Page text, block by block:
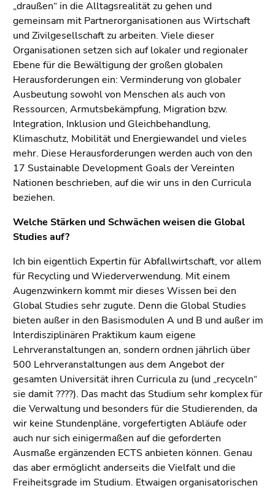
„draußen“ in die Alltagsrealität zu gehen und
gemeinsam mit Partnerorganisationen aus Wirtschaft
und Zivilgesellschaft zu arbeiten. Viele dieser
Organisationen setzen sich auf lokaler und regionaler
Ebene für die Bewältigung der großen globalen
Herausforderungen ein: Verminderung von globaler
Ausbeutung sowohl von Menschen als auch von
Ressourcen, Armutsbekämpfung, Migration bzw.
Integration, Inklusion und Gleichbehandlung,
Klimaschutz, Mobilität und Energiewandel und vieles
mehr. Diese Herausforderungen werden auch von den
17 Sustainable Development Goals der Vereinten
Nationen beschrieben, auf die wir uns in den Curricula
beziehen.
Welche Stärken und Schwächen weisen die Global
Studies auf?
Ich bin eigentlich Expertin für Abfallwirtschaft, vor allem
für Recycling und Wiederverwendung. Mit einem
Augenzwinkern kommt mir dieses Wissen bei den
Global Studies sehr zugute. Denn die Global Studies
bieten außer in den Basismodulen A und B und außer im
Interdisziplinären Praktikum kaum eigene
Lehrveranstaltungen an, sondern ordnen jährlich über
500 Lehrveranstaltungen aus dem Angebot der
gesamten Universität ihren Curricula zu (und „recyceln“
sie damit ????). Das macht das Studium sehr komplex für
die Verwaltung und besonders für die Studierenden, da
wir keine Stundenpläne, vorgefertigten Abläufe oder
auch nur sich einigermaßen auf die geforderten
Ausmaße ergänzenden ECTS anbieten können. Genau
das aber ermöglicht anderseits die Vielfalt und die
Freiheitsgrade im Studium. Etwaigen organisatorischen